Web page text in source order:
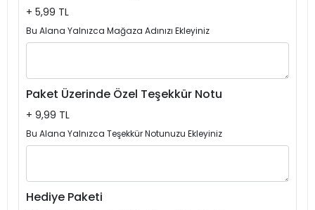
+ 5,99 TL
Bu Alana Yalnızca Mağaza Adınızı Ekleyiniz
Paket Üzerinde Özel Teşekkür Notu
+ 9,99 TL
Bu Alana Yalnızca Teşekkür Notunuzu Ekleyiniz
Hediye Paketi